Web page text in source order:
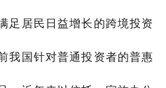
足居民日益增长的跨境投资
我国针对普通投资者的普惠